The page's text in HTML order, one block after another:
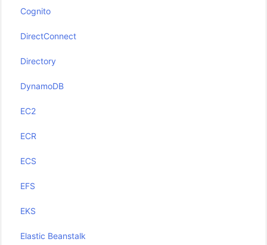
Cognito
DirectConnect
Directory
DynamoDB
EC2
ECR
ECS
EFS
EKS
Elastic Beanstalk